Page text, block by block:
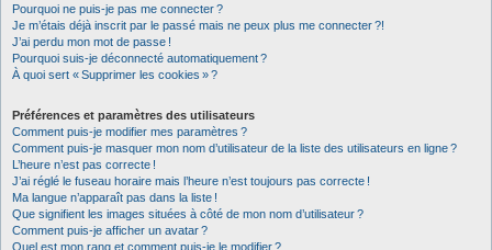
Pourquoi ne puis-je pas me connecter ?
Je m’étais déjà inscrit par le passé mais ne peux plus me connecter ?!
J’ai perdu mon mot de passe !
Pourquoi suis-je déconnecté automatiquement ?
À quoi sert « Supprimer les cookies » ?
Préférences et paramètres des utilisateurs
Comment puis-je modifier mes paramètres ?
Comment puis-je masquer mon nom d’utilisateur de la liste des utilisateurs en ligne ?
L’heure n’est pas correcte !
J’ai réglé le fuseau horaire mais l’heure n’est toujours pas correcte !
Ma langue n’apparaît pas dans la liste !
Que signifient les images situées à côté de mon nom d’utilisateur ?
Comment puis-je afficher un avatar ?
Quel est mon rang et comment puis-je le modifier ?